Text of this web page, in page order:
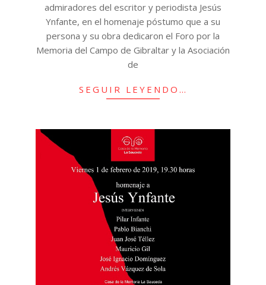
admiradores del escritor y periodista Jesús
Ynfante, en el homenaje póstumo que a su
persona y su obra dedicaron el Foro por la
Memoria del Campo de Gibraltar y la Asociación
de
SEGUIR LEYENDO…